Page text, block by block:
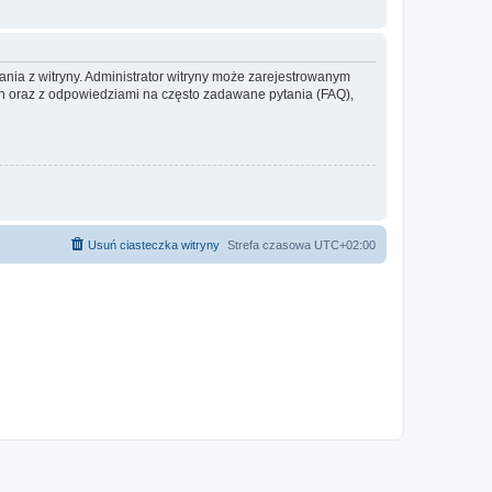
z witryny. Administrator witryny może zarejestrowanym
z odpowiedziami na często zadawane pytania (FAQ),
Strefa czasowa UTC+02:00
Usuń ciasteczka witryny